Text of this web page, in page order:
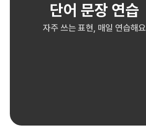
단어 문장 연습
자주 쓰는 표현, 매일 연습해요